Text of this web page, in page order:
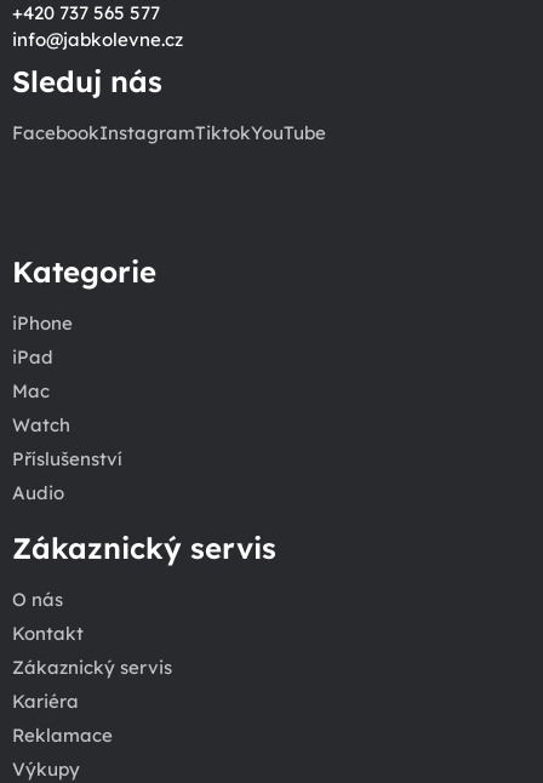
+420 737 565 577
info@jabkolevne.cz
Sleduj nás
FacebookInstagramTiktokYouTube
Kategorie
iPhone
iPad
Mac
Watch
Příslušenství
Audio
Zákaznický servis
O nás
Kontakt
Zákaznický servis
Kariéra
Reklamace
Výkupy